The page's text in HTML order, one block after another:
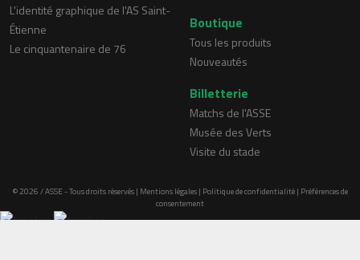
L'identité graphique de l'AS Saint-
Étienne
Le cinquantenaire de 76
Boutique
Tous les produits
Nouveautés
Billetterie
Matchs de l'ASSE
Musée des Verts
Visite du stade
© 2026 / ASSE - Tous droits réservés | Mentions légales| Politique de confidentialité| Préférences de
consentement